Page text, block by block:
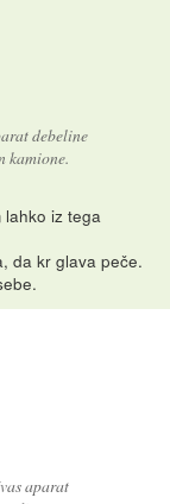
debeline
kamione.
iz tega
da kr glava peče.
aparat